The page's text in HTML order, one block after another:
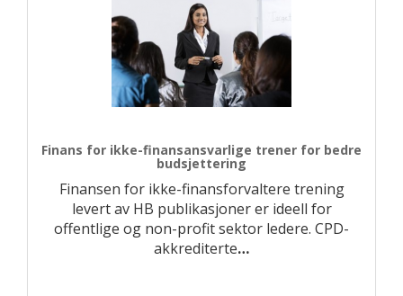
Finans for ikke-finansansvarlige trener for bedre
budsjettering
Finansen for ikke-finansforvaltere trening
levert av HB publikasjoner er ideell for
offentlige og non-profit sektor ledere. CPD-
akkrediterte…